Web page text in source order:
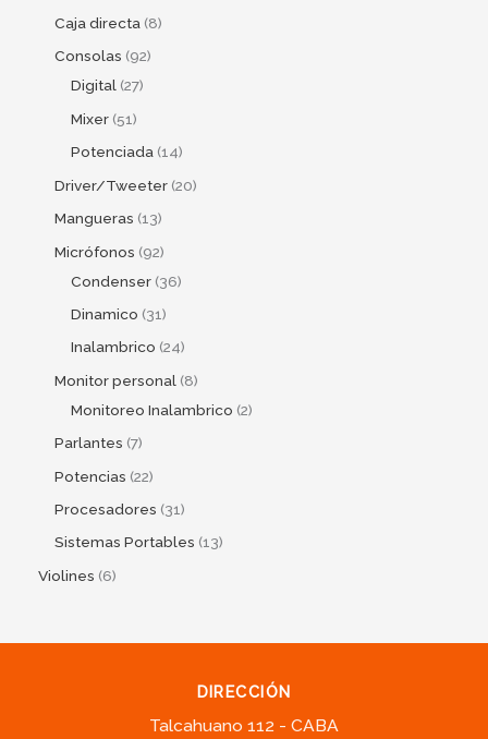
Caja directa 8
Consolas 92
Digital 27
Mixer 51
Potenciada 14
Driver/Tweeter 20
Mangueras 13
Micrófonos 92
Condenser 36
Dinamico 31
Inalambrico 24
Monitor personal 8
Monitoreo Inalambrico 2
Parlantes 7
Potencias 22
Procesadores 31
Sistemas Portables 13
Violines 6
DIRECCIÓN
Talcahuano 112 - CABA